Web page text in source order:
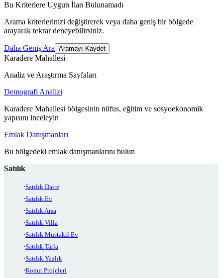
Bu Kriterlere Uygun İlan Bulunamadı
Arama kriterlerinizi değiştirerek veya daha geniş bir bölgede
arayarak tekrar deneyebilirsiniz.
Daha Geniş Ara Aramayı Kaydet
Karadere Mahallesi
Analiz ve Araştırma Sayfaları
Demografi Analizi
Karadere Mahallesi bölgesinin nüfus, eğitim ve sosyoekonomik
yapısını inceleyin
Emlak Danışmanları
Bu bölgedeki emlak danışmanlarını bulun
Satılık
Satılık Daire
Satılık Ev
Satılık Arsa
Satılık Villa
Satılık Müstakil Ev
Satılık Tarla
Satılık Yazlık
Konut Projeleri